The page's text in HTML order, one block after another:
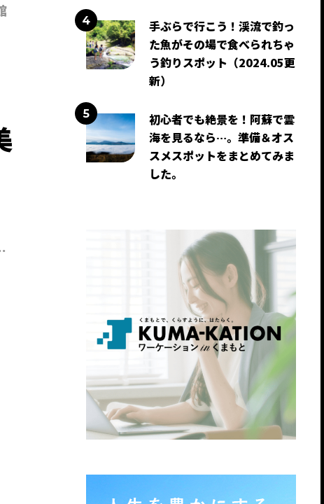
手ぶらで行こう！渓流で釣っ
た魚がその場で食べられちゃ
う釣りスポット（2024.05更
新）
初心者でも絶景を！阿蘇で雲
海を見るなら…。準備＆オス
スメスポットをまとめてみま
した。